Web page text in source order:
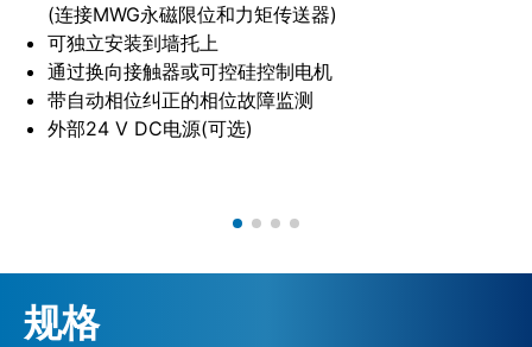
(连接MWG永磁限位和力矩传送器)
可独立安装到墙托上
通过换向接触器或可控硅控制电机
带自动相位纠正的相位故障监测
外部24 V DC电源(可选)
规格